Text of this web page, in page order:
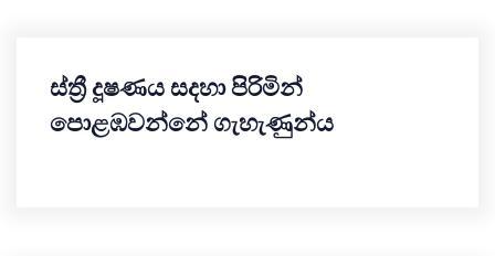
ස්ත්‍රී දූෂණය සදහා පිරිමින්
පොළඹවන්නේ ගැහැණුන්ය